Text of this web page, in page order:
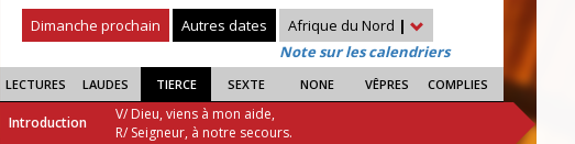
Dimanche prochain
Autres dates Afrique du Nord |
Note sur les calendriers
LECTURES LAUDES TIERCE SEXTE NONE VÊPRES COMPLIES
Introduction
V/ Dieu, viens à mon aide,
R/ Seigneur, à notre secours.